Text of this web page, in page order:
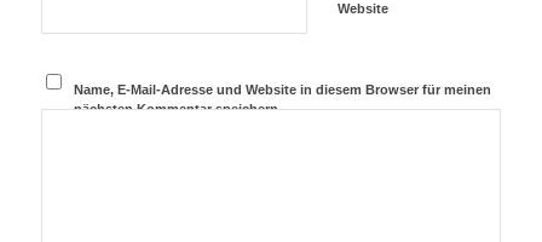
Website
Name, E-Mail-Adresse und Website in diesem Browser für meinen
nächsten Kommentar speichern.